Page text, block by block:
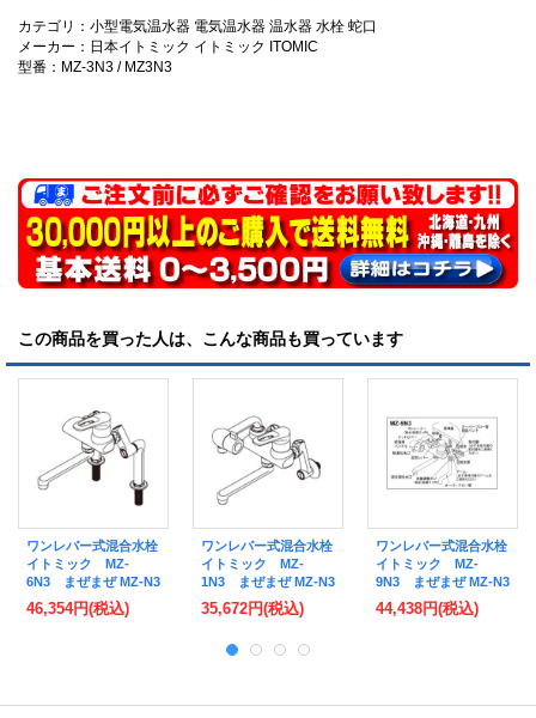
カテゴリ：小型電気温水器 電気温水器 温水器 水栓 蛇口
メーカー：日本イトミック イトミック ITOMIC
型番：MZ-3N3 / MZ3N3
この商品を買った人は、こんな商品も買っています
ワンレバー式混合水栓
イトミック MZ-
6N3 まぜまぜ MZ-N3
シリーズ 壁掛型湯沸
器EWシリーズ専用 立
46,354円(税込)
ワンレバー式混合水栓
イトミック MZ-
1N3 まぜまぜ MZ-N3
シリーズ 壁掛型湯沸
器EWシリーズ専用 埋
同時購入のみ】
35,672円(税込)
ワンレバー式混合水栓
イトミック MZ-
9N3 まぜまぜ MZ-N3
シリーズ 壁掛型湯沸
器EWシリーズ専用 露
44,438円(税込)